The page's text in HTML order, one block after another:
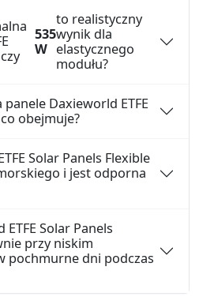
535
W
to realistyczny
wynik dla
elastycznego
modułu?
Daxieworld ETFE
obejmuje?
Solar Panels Flexible
i jest odporna
Solar Panels
przy niskim
pochmurne dni podczas